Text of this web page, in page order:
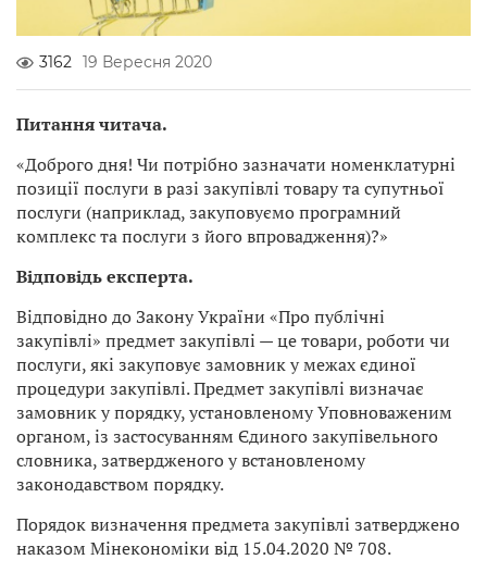
3162 19 Вересня 2020
Питання читача.
«Доброго дня! Чи потрібно зазначати номенклатурні
позиції послуги в разі закупівлі товару та супутньої
послуги (наприклад, закуповуємо програмний
комплекс та послуги з його впровадження)?»
Відповідь експерта.
Відповідно до Закону України «Про публічні
закупівлі» предмет закупівлі — це товари, роботи чи
послуги, які закуповує замовник у межах єдиної
процедури закупівлі. Предмет закупівлі визначає
замовник у порядку, установленому Уповноваженим
органом, із застосуванням Єдиного закупівельного
словника, затвердженого у встановленому
законодавством порядку.
Порядок визначення предмета закупівлі затверджено
наказом Мінекономіки від 15.04.2020 № 708.